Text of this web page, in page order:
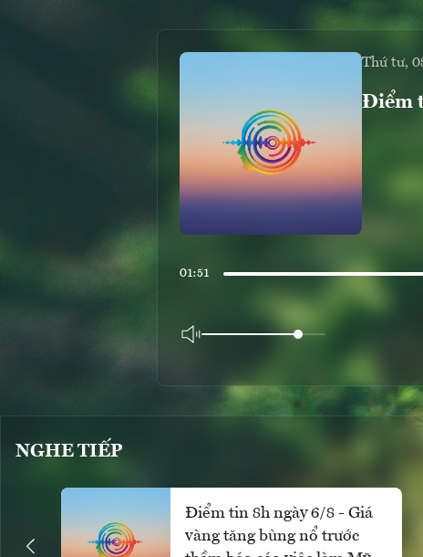
Thứ tư,
Điểm
01:51
NGHE TIẾP
Điểm tin 8h ngày 6/8 - Giá
vàng tăng bùng nổ trước